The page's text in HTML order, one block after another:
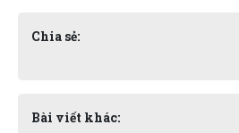
Chia sẻ:
Bài viết khác: